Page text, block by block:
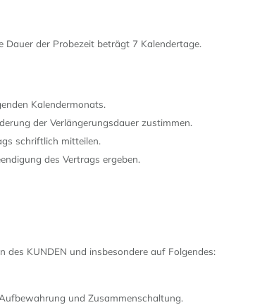
Dauer der Probezeit beträgt 7 Kalendertage.
Kalendermonats.
der Verlängerungsdauer zustimmen.
schriftlich mitteilen.
des Vertrags ergeben.
KUNDEN und insbesondere auf Folgendes:
und Zusammenschaltung.